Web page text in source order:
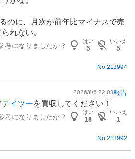
のに、月次が前年比マイナスで売
れない。
考になりましたか？
はい
5
いいえ
5
No.213994
2026/8/6 22:03報告
テイツーを買収してください！
考になりましたか？
はい
18
いいえ
1
No. 213992